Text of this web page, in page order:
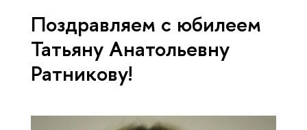
Поздравляем с юбилеем
Татьяну Анатольевну
Ратникову!